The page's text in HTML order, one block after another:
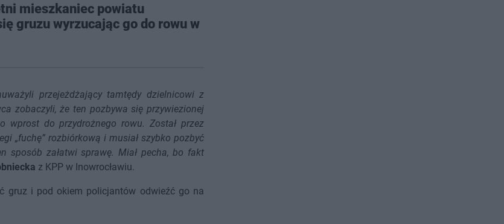
mieszkaniec powiatu
gruzu wyrzucając go do rowu w
przejeżdżający tamtędy dzielnicowi z
zobaczyli, że ten pozbywa się przywiezionej
wprost do przydrożnego rowu. Został przez
„fuchę” rozbiórkową i musiał szybko pozbyć
sposób załatwi sprawę. Miał pecha, bo fakt
z KPP w Inowrocławiu.
gruz i pod okiem policjantów odwieźć go na